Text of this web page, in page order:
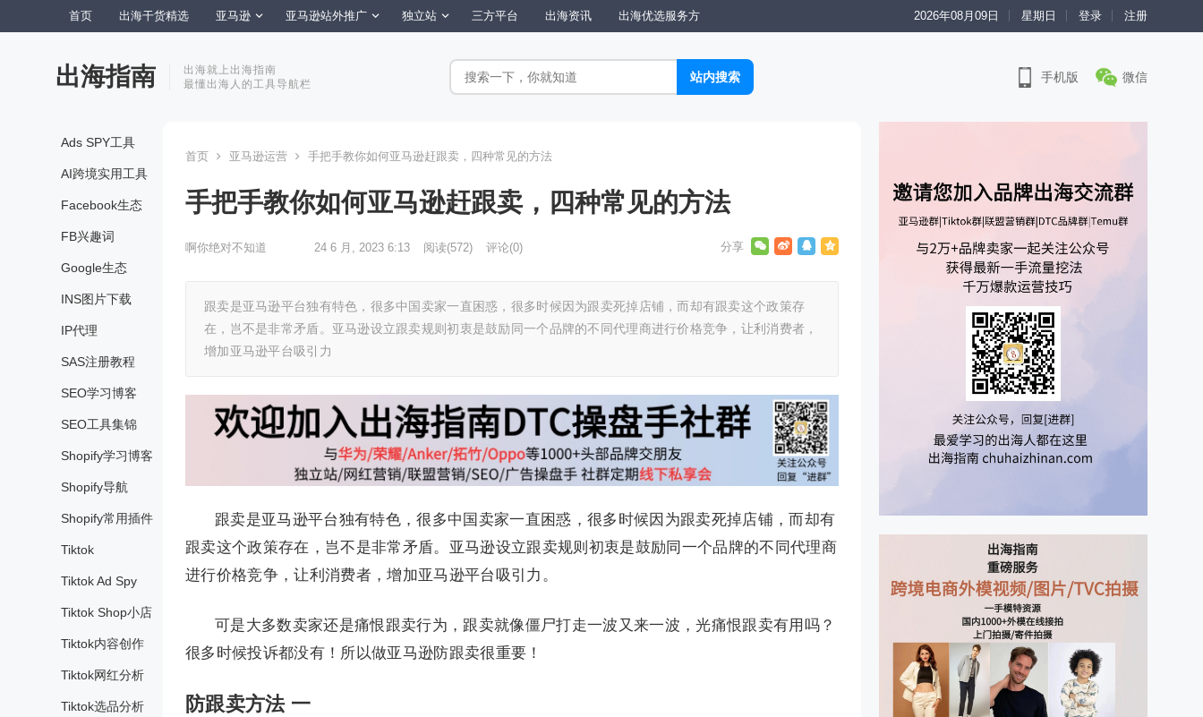
首页 出海干货精选 亚马逊 亚马逊站外推广 独立站 三方平台 出海资讯 出海优选服务方 2026年08月09日 星期日 登录 注册
出海指南
出海就上出海指南
最懂出海人的工具导航栏
手机版 微信
Ads SPY工具
AI跨境实用工具
Facebook生态
FB兴趣词
Google生态
INS图片下载
IP代理
SAS注册教程
SEO学习博客
SEO工具集锦
Shopify学习博客
Shopify导航
Shopify常用插件
Tiktok
Tiktok Ad Spy
Tiktok Shop小店
Tiktok内容创作
Tiktok网红分析
Tiktok选品分析
首页 亚马逊运营 手把手教你如何亚马逊赶跟卖，四种常见的方法
手把手教你如何亚马逊赶跟卖，四种常见的方法
啊你绝对不知道 24 6 月, 2023 6:13 阅读(572) 评论(0)
跟卖是亚马逊平台独有特色，很多中国卖家一直困惑，很多时候因为跟卖死掉店铺，而却有跟卖这个政策存
在，岂不是非常矛盾。亚马逊设立跟卖规则初衷是鼓励同一个品牌的不同代理商进行价格竞争，让利消费者，
增加亚马逊平台吸引力
跟卖是亚马逊平台独有特色，很多中国卖家一直困惑，很多时候因为跟卖死掉店铺，而却有
跟卖这个政策存在，岂不是非常矛盾。亚马逊设立跟卖规则初衷是鼓励同一个品牌的不同代理商
进行价格竞争，让利消费者，增加亚马逊平台吸引力。
可是大多数卖家还是痛恨跟卖行为，跟卖就像僵尸打走一波又来一波，光痛恨跟卖有用吗？
很多时候投诉都没有！所以做亚马逊防跟卖很重要！
防跟卖方法 一